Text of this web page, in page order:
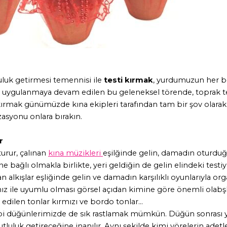
getirmesi temennisi ile testi kırmak, yurdumuzun her
devam edilen bu geleneksel törende, toprak
günümüzde kına ekipleri tarafından tam bir şov
onlara bırakın.
çalınan kına müzikleri eşilğinde gelin, damadın
bağlı olmakla birlikte, yeri geldiğin de gelin elindeki
eşliğinde gelin ve damadın karşılıklı oyunlarıyla
ile uyumlu olması görsel açıdan kimine göre önemli
tonlar kırmızı ve bordo tonlar...
de sık rastlamak mümkün. Düğün sonrası